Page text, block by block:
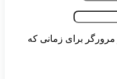
مرورگر برای زمانی که